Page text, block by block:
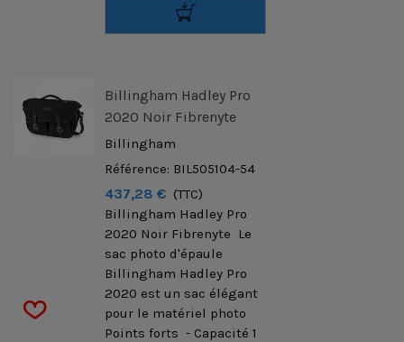
Billingham Hadley Pro
2020 Noir Fibrenyte
Billingham
Référence: BIL505104-54
437,28 € (TTC)
Billingham Hadley Pro
2020 Noir Fibrenyte Le
sac photo d'épaule
Billingham Hadley Pro
2020 est un sac élégant
pour le matériel photo
Points forts - Capacité 1